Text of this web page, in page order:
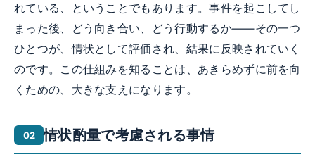
れている、ということでもあります。事件を起こしてし
まった後、どう向き合い、どう行動するか——その一つ
ひとつが、情状として評価され、結果に反映されていく
のです。この仕組みを知ることは、あきらめずに前を向
くための、大きな支えになります。
情状酌量で考慮される事情